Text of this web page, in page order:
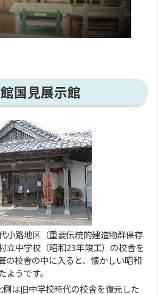
国見展示館
小路地区（重要伝統的建造物群保存
立中学校（昭和23年竣工）の校舎を
の校舎の中に入ると、懐かしい昭和
うです。
は旧中学校時代の校舎を復元した